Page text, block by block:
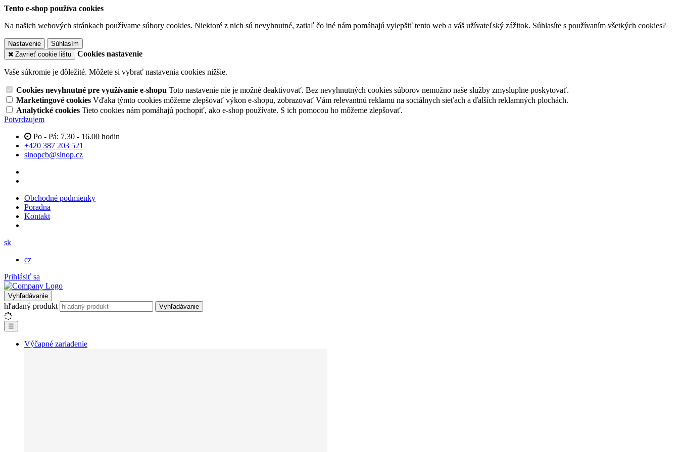
Tento e-shop používa cookies
Na našich webových stránkach používame súbory cookies. Niektoré z nich sú nevyhnutné, zatiaľ čo iné nám pomáhajú vylepšiť tento web a váš užívateľský zážitok. Súhlasíte s používaním všetkých cookies?
Nastavenie
Súhlasím
Zavrieť cookie lištu
Cookies nastavenie
Vaše súkromie je dôležité. Môžete si vybrať nastavenia cookies nižšie.
Cookies nevyhnutné pre využívanie e-shopu Toto nastavenie nie je možné deaktivovať. Bez nevyhnutných cookies súborov nemožno naše služby zmysluplne poskytovať.
Marketingové cookies Vďaka týmto cookies môžeme zlepšovať výkon e-shopu, zobrazovať Vám relevantnú reklamu na sociálnych sieťach a ďalších reklamných plochách.
Analytické cookies Tieto cookies nám pomáhajú pochopiť, ako e-shop používate. S ich pomocou ho môžeme zlepšovať.
Potvrdzujem
Po - Pá: 7.30 - 16.00 hodin
+420 387 203 521
sinopcb@sinop.cz
Obchodné podmienky
Poradna
Kontakt
sk
cz
Prihlásiť sa
Vyhľadávanie
hľadaný produkt Vyhľadávanie
☰
Výčapné zariadenie